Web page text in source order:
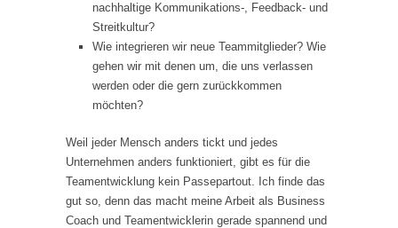
nachhaltige Kommunikations-, Feedback- und
Streitkultur?
Wie integrieren wir neue Teammitglieder? Wie
gehen wir mit denen um, die uns verlassen
werden oder die gern zurückkommen
möchten?
Weil jeder Mensch anders tickt und jedes
Unternehmen anders funktioniert, gibt es für die
Teamentwicklung kein Passepartout. Ich finde das
gut so, denn das macht meine Arbeit als Business
Coach und Teamentwicklerin gerade spannend und